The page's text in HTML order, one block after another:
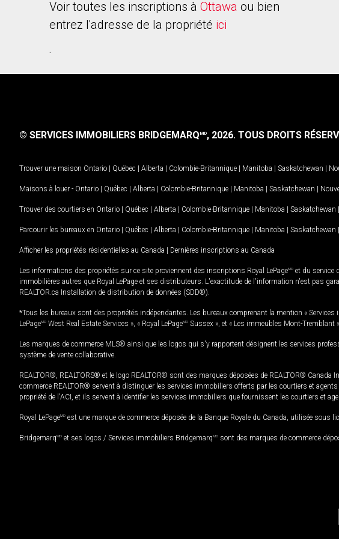
Voir toutes les inscriptions à Ottawa ou bien
entrez l'adresse de la propriété ici
.
© SERVICES IMMOBILIERS BRIDGEMARQMD, 2026. TOUS DROITS
Trouver une maison Ontario | Québec | Alberta | Colombie-Britannique | Manitoba | Saskatchewan |
Maisons à louer - Ontario | Québec | Alberta | Colombie-Britannique | Manitoba | Saskatchewan |
Trouver des courtiers en Ontario | Québec | Alberta | Colombie-Britannique | Manitoba | Saskatchewan |
Parcourir les bureaux en Ontario | Québec | Alberta | Colombie-Britannique | Manitoba | Saskatchewan |
Afficher les propriétés résidentielles au Canada | Dernières inscriptions au Canada
Les informations des propriétés sur ce site proviennent des inscriptions Royal LePageMD et du service
immobilières autres que Royal LePage et ses distributeurs. L'exactitude de l'information n'est pas
REALTOR.ca Installation de distribution de données (SDD®).
*Tous les bureaux sont des propriétés indépendantes. Les bureaux comprenant la mention « Services
LePageMD West Real Estate Services », « Royal LePageMD Sussex », et « Les immeubles Mont-Tremblant
Les marques de commerce MLS® ainsi que les logos qui s'y rapportent désignent les services
système de vente collaborative.
REALTOR®, REALTORS® et le logo REALTOR® sont des marques déposées de REALTOR®
commerce REALTOR® servent à distinguer les services immobiliers offerts par les courtiers et
propriété de l'ACI, et ils servent à identifier les services immobiliers que fournissent les courtiers et
Royal LePageMD est une marque de commerce déposée de la Banque Royale du Canada, utilisée sous
BridgemarqMD et ses logos / Services immobiliers BridgemarqMD sont des marques de commerce